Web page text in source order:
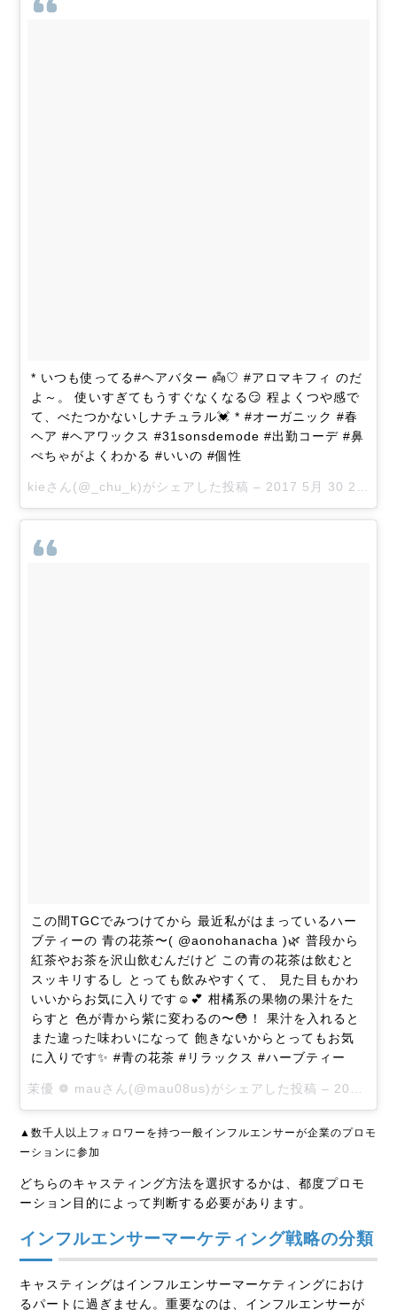
* いつも使ってる#ヘアバター 👼♡ #アロマキフィ のだ
よ～。 使いすぎてもうすぐなくなる😏 程よくつや感で
て、べたつかないしナチュラル💓 * #オーガニック #春
ヘア #ヘアワックス #31sonsdemode #出勤コーデ #鼻
ぺちゃがよくわかる #いいの #個性
kieさん(@_chu_k)がシェアした投稿 – 2017 5月 30 2:27午前 PDT
この間TGCでみつけてから 最近私がはまっているハー
ブティーの 青の花茶〜( @aonohanacha )🌿 普段から
紅茶やお茶を沢山飲むんだけど この青の花茶は飲むと
スッキリするし とっても飲みやすくて、 見た目もかわ
いいからお気に入りです☺️💕 柑橘系の果物の果汁をた
らすと 色が青から紫に変わるの〜😳！ 果汁を入れると
また違った味わいになって 飽きないからとってもお気
に入りです✨ #青の花茶 #リラックス #ハーブティー
茉優 ❁ mauさん(@mau08us)がシェアした投稿 – 2017 5月 31 3:06午前 PDT
▲数千人以上フォロワーを持つ一般インフルエンサーが企業のプロモ
ーションに参加
どちらのキャスティング方法を選択するかは、都度プロモ
ーション目的によって判断する必要があります。
インフルエンサーマーケティング戦略の分類
キャスティングはインフルエンサーマーケティングにおけ
るパートに過ぎません。重要なのは、インフルエンサーが